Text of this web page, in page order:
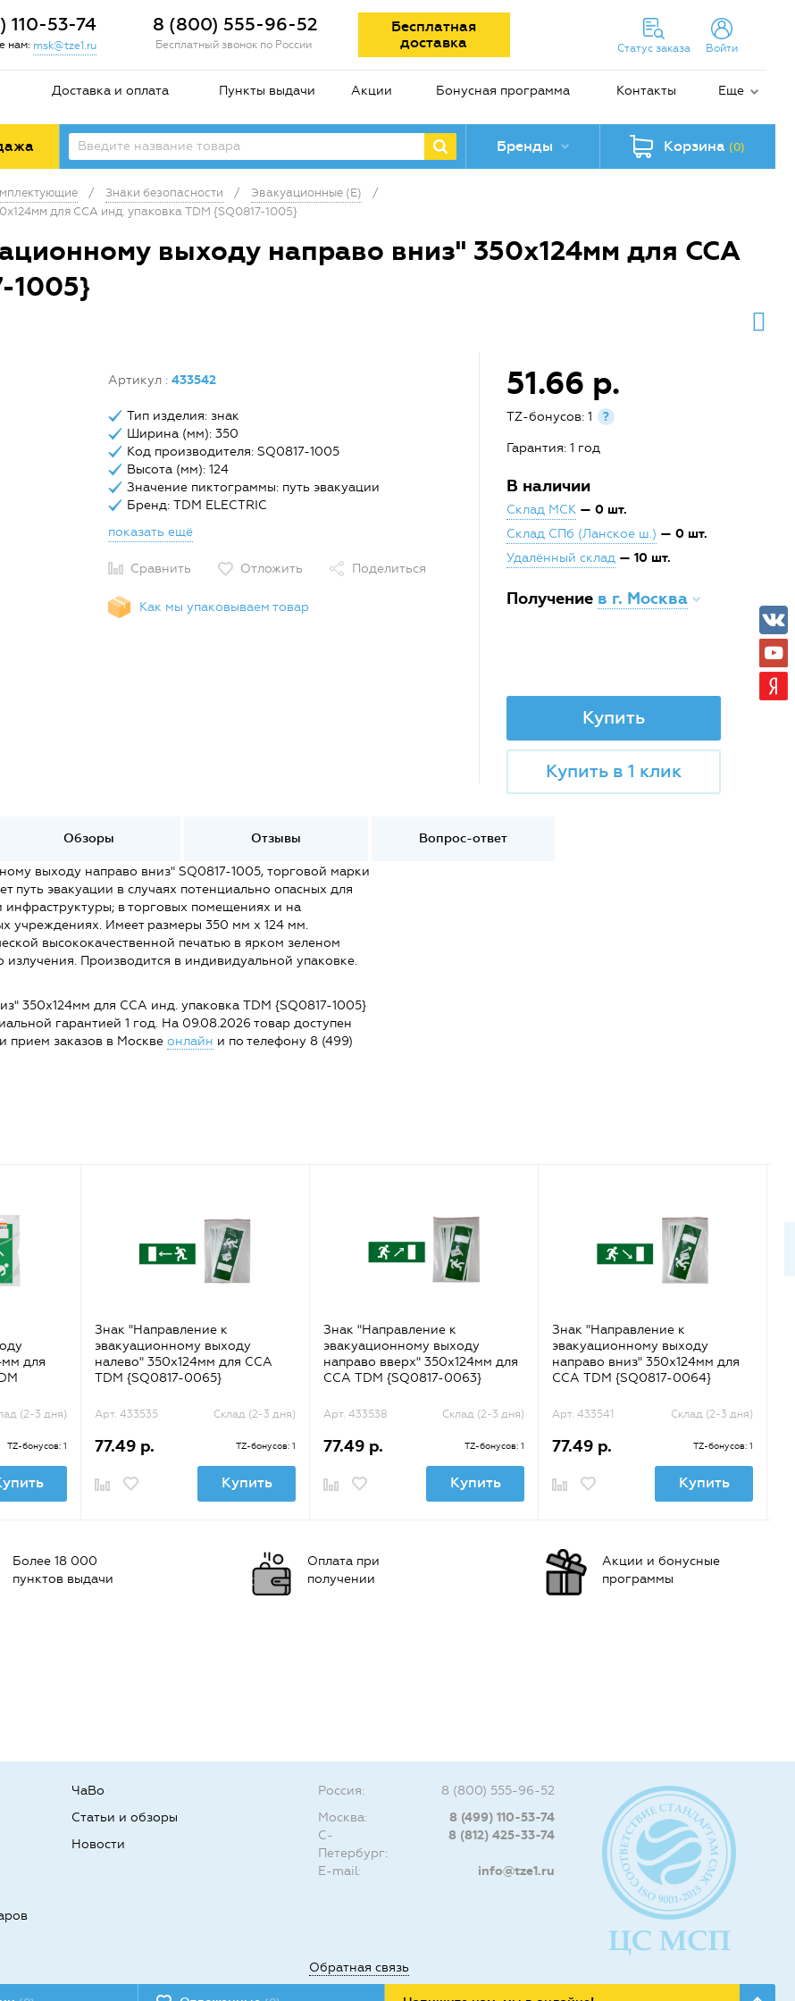
110-53-74
нам: msk@tze1.ru
8 (800) 555-96-52
Бесплатный звонок по России
Бесплатная
доставка
Статус заказа Войти
Доставка и оплата Пункты выдачи Акции Бонусная программа Контакты Еще
Бренды Корзина (0)
/ Знаки безопасности / Эвакуационные (E)
/
для ССА инд. упаковка TDM {SQ0817-1005}
выходу направо вниз" 350х124мм для ССА
1005}
Артикул : 433542
Тип изделия: знак
Ширина (мм): 350
Код производителя: SQ0817-1005
Высота (мм): 124
Значение пиктограммы: путь эвакуации
Бренд: TDM ELECTRIC
показать ещё
Сравнить Отложить Поделиться
Как мы упаковываем товар
51.66 р.
TZ-бонусов: 1 ?
Гарантия: 1 год
В наличии
Склад МСК — 0 шт.
Склад СПб (Ланское ш.) — 0 шт.
Удалённый склад — 10 шт.
Получение в г. Москва
Купить
Купить в 1 клик
Обзоры Отзывы Вопрос-ответ
выходу направо вниз" SQ0817-1005, торговой марки
путь эвакуации в случаях потенциально опасных для
инфраструктуры; в торговых помещениях и на
учреждениях. Имеет размеры 350 мм х 124 мм.
высококачественной печатью в ярком зеленом
Производится в индивидуальной упаковке.
350х124мм для ССА инд. упаковка TDM {SQ0817-1005}
гарантией 1 год. На 09.08.2026 товар доступен
прием заказов в Москве онлайн и по телефону 8 (499)
для
(2-3 дня)
TZ-бонусов: 1
Знак "Направление к
эвакуационному выходу
налево" 350х124мм для ССА
TDM {SQ0817-0065}
Арт. 433535 Склад (2-3 дня)
77.49 р. TZ-бонусов: 1
Купить
Знак "Направление к
эвакуационному выходу
направо вверх" 350х124мм для
ССА TDM {SQ0817-0063}
Арт. 433538 Склад (2-3 дня)
77.49 р. TZ-бонусов: 1
Купить
Знак "Направление к
эвакуационному выходу
направо вниз" 350х124мм для
ССА TDM {SQ0817-0064}
Арт. 433541 Склад (2-3 дня)
77.49 р. TZ-бонусов: 1
Купить
Более 18 000
пунктов выдачи
Оплата при
получении
Акции и бонусные
программы
ЧаВо
Статьи и обзоры
Новости
Россия:
8 (800) 555-96-52
Москва:
8 (499) 110-53-74
С-
Петербург:
8 (812) 425-33-74
E-mail: info@tze1.ru
Обратная связь